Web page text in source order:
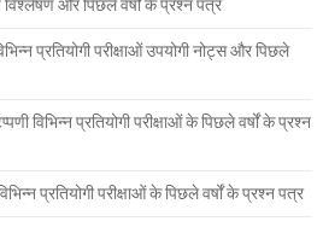
विश्लेषण और पिछले वर्षों के प्रश्न पत्र
प्रतियोगी परीक्षाओं उपयोगी नोट्स और पिछले
विभिन्न प्रतियोगी परीक्षाओं के पिछले वर्षों के प्रश्न
प्रतियोगी परीक्षाओं के पिछले वर्षों के प्रश्न पत्र